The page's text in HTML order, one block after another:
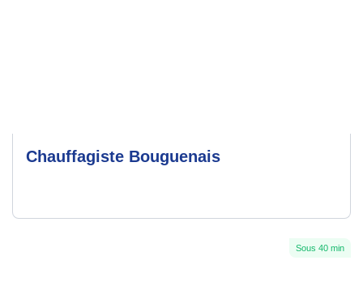
Chauffagiste Bouguenais
Sous 40 min